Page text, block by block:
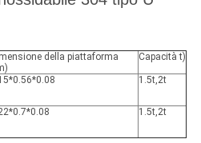
della piattaforma
Capacità t)
1.5t,2t
1.5t,2t